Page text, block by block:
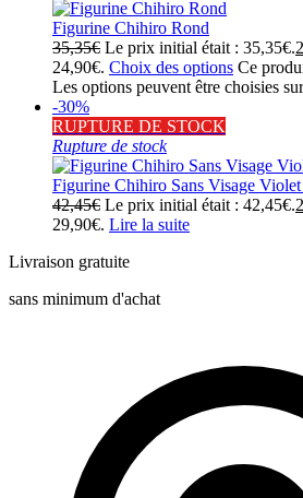
Figurine Chihiro Rond
35,35€ Le prix initial était : 35,35€.
24,90€. Choix des options Ce
Les options peuvent être choisies
-30%
RUPTURE DE STOCK
Rupture de stock
Figurine Chihiro Sans Visage
42,45€ Le prix initial était : 42,45€.
29,90€. Lire la suite
Livraison gratuite
sans minimum d'achat